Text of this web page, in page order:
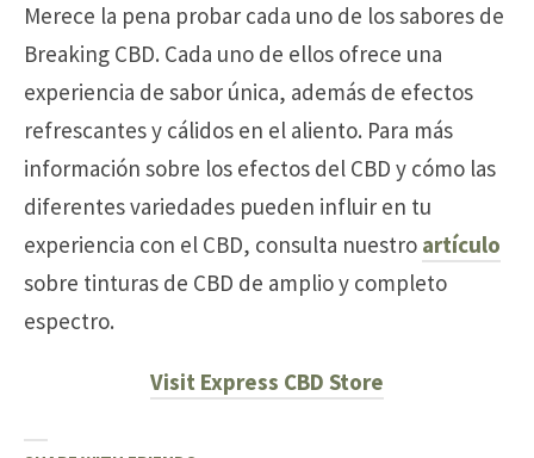
Merece la pena probar cada uno de los sabores de
Breaking CBD. Cada uno de ellos ofrece una
experiencia de sabor única, además de efectos
refrescantes y cálidos en el aliento. Para más
información sobre los efectos del CBD y cómo las
diferentes variedades pueden influir en tu
experiencia con el CBD, consulta nuestro artículo
sobre tinturas de CBD de amplio y completo
espectro.
Visit Express CBD Store